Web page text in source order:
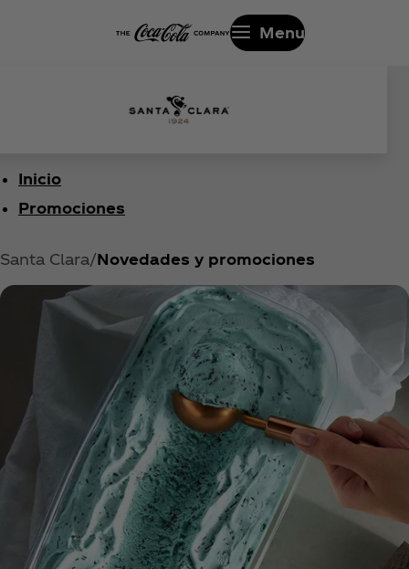
Menu
Inicio
Promociones
Santa Clara Novedades y promociones